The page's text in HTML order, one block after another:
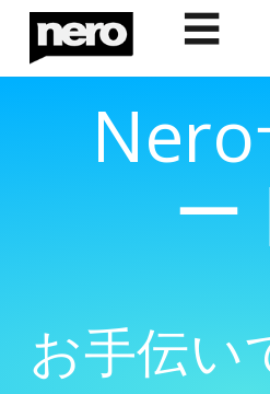
☰
ー
お手伝い